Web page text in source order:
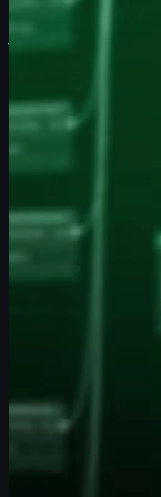
Animgraph 2
on
jonka Valve toi
21.4.2026
asetus, vaan koko
miten hahmomallit
toiseen ja reagoivat
Käytännössä
miten
miten
miten
muut
CS2 on
piikkiin kulman
Siksi
suoraan
Miksi Valve